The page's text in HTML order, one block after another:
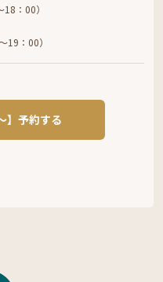
：00）
19：00）
】予約する